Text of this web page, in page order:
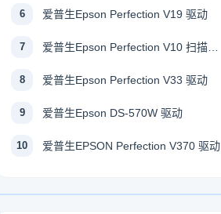
6 爱普生Epson Perfection V19 驱动
7
8 爱普生Epson Perfection V33 驱动
9 爱普生Epson DS-570W 驱动
10 爱普生EPSON Perfection V370 驱动